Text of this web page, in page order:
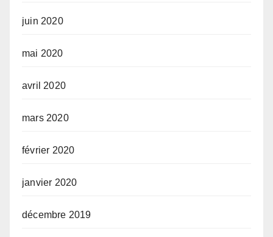
juin 2020
mai 2020
avril 2020
mars 2020
février 2020
janvier 2020
décembre 2019